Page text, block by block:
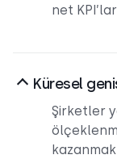
net
Küresel
Şirketler